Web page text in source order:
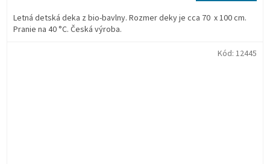
Letná detská deka z bio-bavlny. Rozmer deky je cca 70 x 100 cm.
Pranie na 40 °C. Česká výroba.
Kód: 12445